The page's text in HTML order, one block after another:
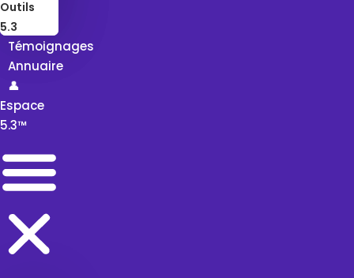
Outils
5.3
Témoignages
Annuaire
👤
Espace
5.3™